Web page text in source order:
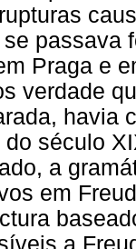
passava
Praga e
verdade
havia
século
a
em